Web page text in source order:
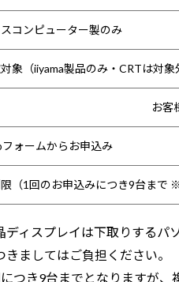
コンピューター製のみ
象（iiyama製品のみ・CRTは対象
お客
ォームからお申込み
（1回のお申込みにつき9台まで
ィスプレイは下取りするパ
ましてはご負担ください。
つき9台までとなりますが、